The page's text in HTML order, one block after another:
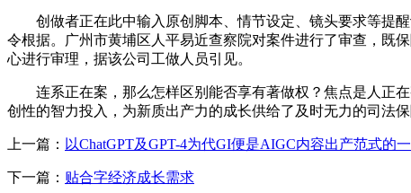
创做者正在此中输入原创脚本、情节设定、镜头要求等提醒
令根据。广州市黄埔区人平易近查察院对案件进行了审查，既
心进行审理，据该公司工做人员引见。
连系正在案，那么怎样区别能否享有著做权？焦点是人正在
创性的智力投入，为新质出产力的成长供给了及时无力的司法保
上一篇： 以ChatGPT及GPT-4为代GI便是AIGC内容出产范式的
下一篇： 贴合字经济成长需求